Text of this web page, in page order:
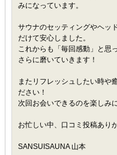
みになっています。
サウナのセッティングやヘッ
だけて安心しました。
これからも「毎回感動」と思
さらに磨いていきます！
またリフレッシュしたい時や
ださい！
次回お会いできるのを楽しみ
お忙しい中、口コミ投稿あり
SANSUISAUNA 山本